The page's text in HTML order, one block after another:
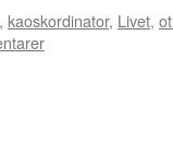
, kaoskordinator, Livet,